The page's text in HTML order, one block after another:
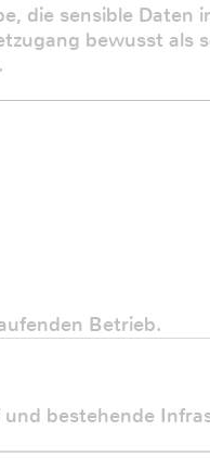
die sensible Daten
bewusst als
Betrieb.
bestehende